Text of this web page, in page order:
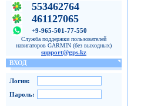
553462764
461127065
+9-965-501-77-550
Служба поддержки пользователей
навигаторов GARMIN (без выходных)
support@gps.kz
ВХОД
Логин:
Пароль: